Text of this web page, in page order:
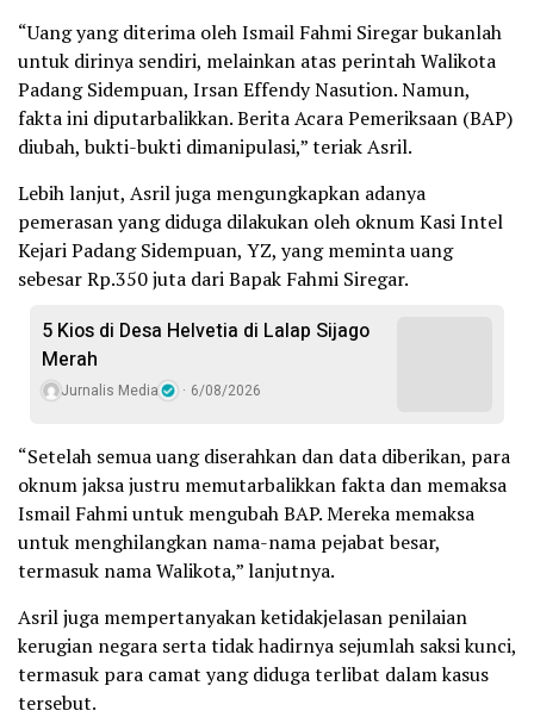
“Uang yang diterima oleh Ismail Fahmi Siregar bukanlah
untuk dirinya sendiri, melainkan atas perintah Walikota
Padang Sidempuan, Irsan Effendy Nasution. Namun,
fakta ini diputarbalikkan. Berita Acara Pemeriksaan (BAP)
diubah, bukti-bukti dimanipulasi,” teriak Asril.
Lebih lanjut, Asril juga mengungkapkan adanya
pemerasan yang diduga dilakukan oleh oknum Kasi Intel
Kejari Padang Sidempuan, YZ, yang meminta uang
sebesar Rp.350 juta dari Bapak Fahmi Siregar.
5 Kios di Desa Helvetia di Lalap Sijago
Merah
Jurnalis Media 6/08/2026
“Setelah semua uang diserahkan dan data diberikan, para
oknum jaksa justru memutarbalikkan fakta dan memaksa
Ismail Fahmi untuk mengubah BAP. Mereka memaksa
untuk menghilangkan nama-nama pejabat besar,
termasuk nama Walikota,” lanjutnya.
Asril juga mempertanyakan ketidakjelasan penilaian
kerugian negara serta tidak hadirnya sejumlah saksi kunci,
termasuk para camat yang diduga terlibat dalam kasus
tersebut.